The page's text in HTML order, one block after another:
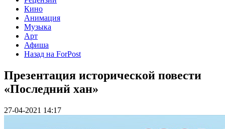
Кино
Анимация
Музыка
Арт
Афиша
Назад на ForPost
Презентация исторической повести
«Последний хан»
27-04-2021 14:17